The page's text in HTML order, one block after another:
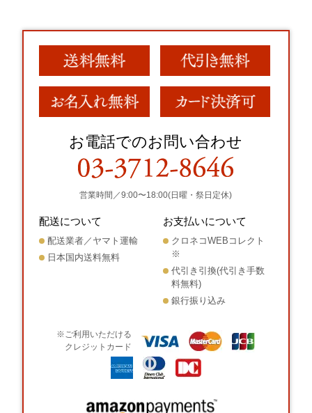
お電話でのお問い合わせ
営業時間／9:00〜18:00(日曜・祭日定休)
配送について
配送業者／ヤマト運輸
日本国内送料無料
お支払いについて
クロネコWEBコレクト
※
代引き引換(代引き手数
料無料)
銀行振り込み
※ご利用いただける
クレジットカード